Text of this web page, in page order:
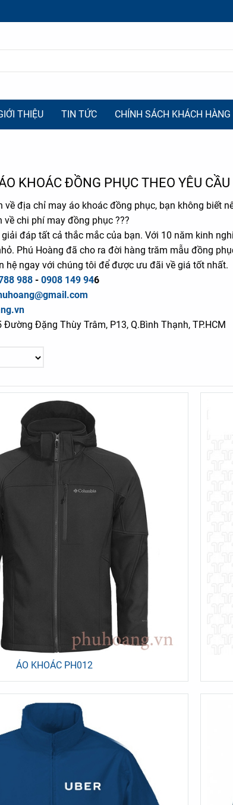
THIỆU TIN TỨC CHÍNH SÁCH KHÁCH HÀNG
KHOÁC ĐỒNG PHỤC THEO YÊU CẦU
về địa chỉ may áo khoác đồng phục, bạn không biết
về chi phí may đồng phục ???
giải đáp tất cả thắc mắc của bạn. Với 10 năm kinh
Phú Hoàng đã cho ra đời hàng trăm mẫu đồng
hệ ngay với chúng tôi để được ưu đãi về giá tốt nhất.
988- 0908 149 946
Đường Đặng Thùy Trâm, P13, Q.Bình Thạnh, TP.HCM
ÁO KHOÁC PH012
-31%